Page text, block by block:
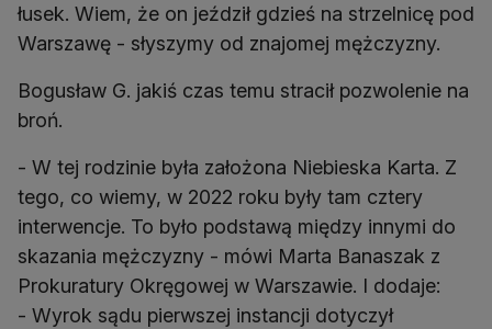
łusek. Wiem, że on jeździł gdzieś na strzelnicę pod
Warszawę - słyszymy od znajomej mężczyzny.
Bogusław G. jakiś czas temu stracił pozwolenie na
broń.
- W tej rodzinie była założona Niebieska Karta. Z
tego, co wiemy, w 2022 roku były tam cztery
interwencje. To było podstawą między innymi do
skazania mężczyzny - mówi Marta Banaszak z
Prokuratury Okręgowej w Warszawie. I dodaje:
- Wyrok sądu pierwszej instancji dotyczył